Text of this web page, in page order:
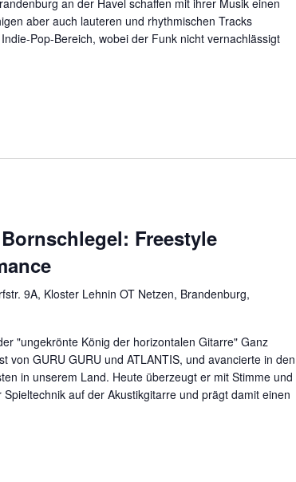
an der Havel schaffen mit ihrer Musik einen
aber auch lauteren und rhythmischen Tracks
Pop-Bereich, wobei der Funk nicht vernachlässigt
Freestyle
9A, Kloster Lehnin OT Netzen, Brandenburg,
"ungekrönte König der horizontalen Gitarre" Ganz
von GURU GURU und ATLANTIS, und avancierte in den
in unserem Land. Heute überzeugt er mit Stimme und
auf der Akustikgitarre und prägt damit einen